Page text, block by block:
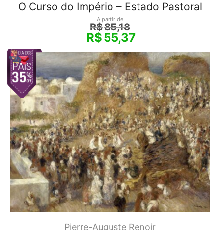
O Curso do Império – Estado Pastoral
A partir de
R$85,18
R$55,37
Pierre-Auguste Renoir